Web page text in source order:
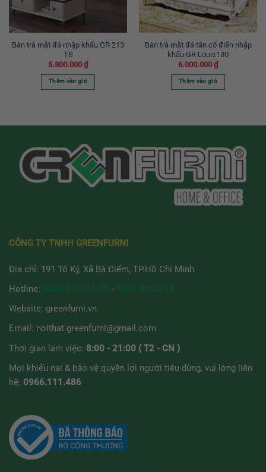
Bàn trà mặt đá nhập khẩu GR 213
TS
5.800.000 ₫
Thêm vào giỏ
Bàn trà mặt đá tân cổ điển nhập
khẩu GR Louis130
6.000.000 ₫
Thêm vào giỏ
CÔNG TY TNHH GREENFURNI
Địa chỉ: 191 Tô Ký, Xã Bà Điểm, TP.Hồ Chí Minh
Hotline:
-
Website: greenfurni.vn
Email: noithat.greenfurni@gmail.com
Thời gian làm việc: 8:00 - 21:00 ( T2 - CN )
Mọi khiếu nại & bảo vệ quyền lợi người tiêu dùng, vui lòng liên
hệ: 0966.111.486